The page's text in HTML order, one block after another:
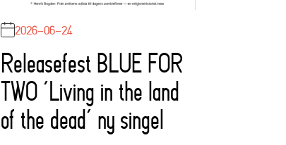
2026-06-24
Releasefest BLUE FOR
TWO ‘Living in the land
of the dead’ ny singel